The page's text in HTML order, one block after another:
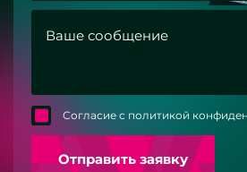
Согласие с политикой
Отправить заявку